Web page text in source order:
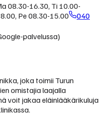
08.30-16.30, Ti 10.00-
Pe 08.30-15.00
040
palvelussa)
joka toimii Turun
omistajia laajalla
voit jakaa eläinlääkärikuluja